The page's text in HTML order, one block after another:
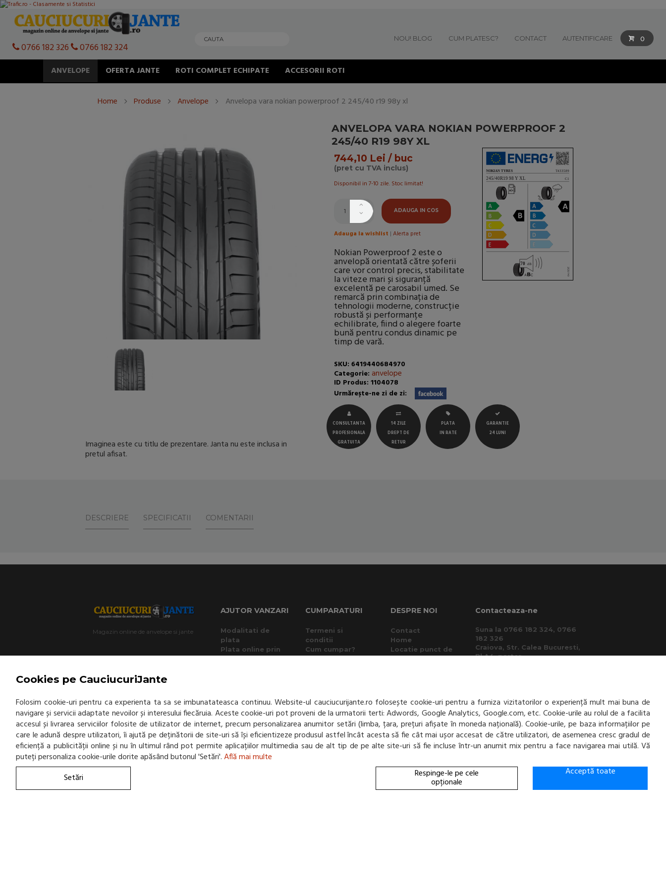
Cookies pe CauciucuriJante
Folosim cookie-uri pentru ca experienta ta sa se imbunatateasca continuu. Website-ul cauciucurijante.ro folosește cookie-uri pentru a furniza vizitatorilor o experiență mult mai buna de
navigare și servicii adaptate nevoilor și interesului fiecăruia. Aceste cookie-uri pot proveni de la urmatorii terti: Adwords, Google Analytics, Google.com, etc. Cookie-urile au rolul de a facilita
accesul și livrarea serviciilor folosite de utilizator de internet, precum personalizarea anumitor setări (limba, țara, prețuri afișate în moneda națională). Cookie-urile, pe baza informațiilor pe
care le adună despre utilizatori, îi ajută pe deținătorii de site-uri să își eficientizeze produsul astfel încât acesta să fie cât mai ușor accesat de către utilizatori, de asemenea cresc gradul de
eficiență a publicității online și nu în ultimul rând pot permite aplicațiilor multimedia sau de alt tip de pe alte site-uri să fie incluse într-un anumit mix pentru a face navigarea mai utilă. Vă
puteți personaliza cookie-urile dorite apăsând butonul 'Setări'.Află mai multe
Setări
Respinge-le pe cele
opționale
Acceptă toate
0766 182 326 0766 182 324
NOU! BLOG CUM PLATESC? CONTACT 0
AUTENTIFICARE
ANVELOPE OFERTA JANTE ROTI COMPLET ECHIPATE ACCESORII ROTI
Home Produse Anvelope Anvelopa vara nokian powerproof 2 245/40 r19 98y xl
Imaginea este cu titlu de prezentare. Janta nu este inclusa in
pretul afisat.
ANVELOPA VARA NOKIAN POWERPROOF 2
245/40 R19 98Y XL
744,10 Lei / buc
(pret cu TVA inclus)
Disponibil in 7-10 zile. Stoc limitat!
ADAUGA IN COS
Adauga la wishlist | Alerta pret
Nokian Powerproof 2 este o
anvelopă orientată către șoferii
care vor control precis, stabilitate
la viteze mari și siguranță
excelentă pe carosabil umed. Se
remarcă prin combinația de
tehnologii moderne, construcție
robustă și performanțe
echilibrate, fiind o alegere foarte
bună pentru condus dinamic pe
timp de vară.
SKU: 6419440684970
Categorie: anvelope
ID Produs: 1104078
Urmăreşte-ne zi de zi:
CONSULTANTA
PROFESIONALA
GRATUITA
14 ZILE
DREPT DE
RETUR
PLATA
IN RATE
GARANTIE
24 LUNI
DESCRIERE SPECIFICATII COMENTARII
Magazin online de anvelope si jante
AJUTOR VANZARI
Modalitati de
plata
Plata online prin
CUMPARATURI
Termeni si
conditii
Cum cumpar?
A.N.P.C.
Panou de control
GDPR
DESPRE NOI
Contact
Home
Locatie punct de
Contacteaza-ne
Suna la 0766 182 324, 0766
182 326
Craiova, Str. Calea Bucuresti,
Bl A4, parter